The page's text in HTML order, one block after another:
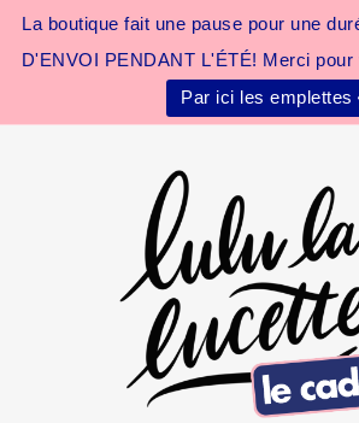
La boutique fait une pause pour une
D'ENVOI PENDANT L'ÉTÉ! Merci
Par ici les emplettes